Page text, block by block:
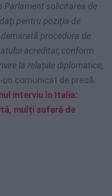
Parlament solicitarea de
pentru poziția de
procedura de
acreditar, conform
la relațiile diplomatice,
un comunicat de presă.
interviu în Italia:
mulți suferă de